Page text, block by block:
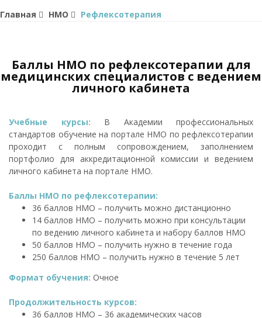
Главная НМО Рефлексотерапия
Баллы НМО по рефлексотерапии для
медицинских специалистов с ведением
личного кабинета
Учебные курсы: В Академии профессиональных
стандартов обучение на портале НМО по рефлексотерапии
проходит с полным сопровождением, заполнением
портфолио для аккредитационной комиссии и ведением
личного кабинета на портале НМО.
Баллы НМО по рефлексотерапии:
36 баллов НМО – получить можно дистанционно
14 баллов НМО – получить можно при консультации
по ведению личного кабинета и набору баллов НМО
50 баллов НМО – получить нужно в течение года
250 баллов НМО – получить нужно в течение 5 лет
Формат обучения: Очное
Продолжительность курсов:
36 баллов НМО – 36 академических часов